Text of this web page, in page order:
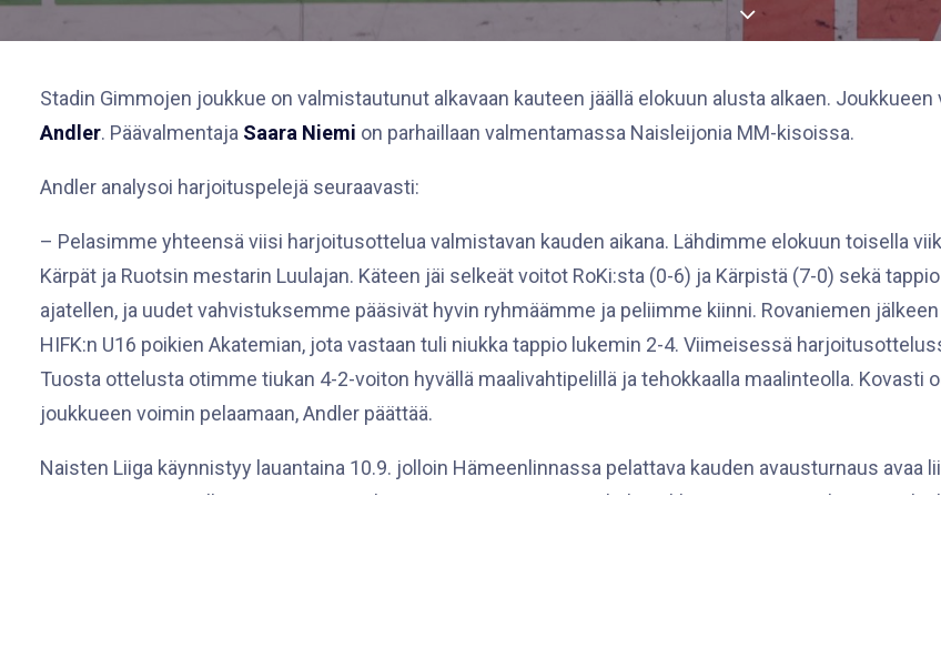
Stadin Gimmojen joukkue on valmistautunut alkavaan kauteen jäällä elokuun alusta alkaen.
Andler. Päävalmentaja Saara Niemi on parhaillaan valmentamassa Naisleijonia MM-kisoissa.
Andler analysoi harjoituspelejä seuraavasti:
– Pelasimme yhteensä viisi harjoitusottelua valmistavan kauden aikana. Lähdimme elokuun toisella
Kärpät ja Ruotsin mestarin Luulajan. Käteen jäi selkeät voitot RoKi:sta (0-6) ja Kärpistä (7-0) sekä
ajatellen, ja uudet vahvistuksemme pääsivät hyvin ryhmäämme ja peliimme kiinni. Rovaniemen
HIFK:n U16 poikien Akatemian, jota vastaan tuli niukka tappio lukemin 2-4. Viimeisessä
Tuosta ottelusta otimme tiukan 4-2-voiton hyvällä maalivahtipelillä ja tehokkaalla maalinteolla. Kovasti
joukkueen voimin pelaamaan, Andler päättää.
Naisten Liiga käynnistyy lauantaina 10.9. jolloin Hämeenlinnassa pelattava kauden avausturnaus avaa
11:00 ja avaa samalla myös turnauspelit. Sunnuntaina 11.9. HIFK kohtaa klo 16:00 Hämeenlinnassa